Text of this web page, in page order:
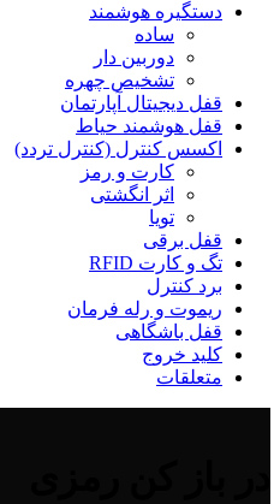
دستگیره هوشمند
ساده
دوربین دار
تشخیص چهره
قفل دیجیتال آپارتمان
قفل هوشمند حیاط
اکسس کنترل (کنترل تردد)
کارت و رمز
اثر انگشتی
تویا
قفل برقی
تگ و کارت RFID
برد کنترل
ریموت و رله فرمان
قفل باشگاهی
کلید خروج
متعلقات